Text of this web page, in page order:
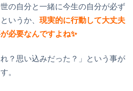
の自分と一緒に今生の自分が必ず
いうか、 現実的に行動して大丈夫
が必要なんですよね✨
？思い込みだった？」という事が
。